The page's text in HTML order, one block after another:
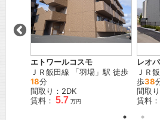
エトワールコスモ
ＪＲ飯田線 「羽場 」駅 徒歩
18分
間取り：2DK
賃料： 5.7 万円
レオ
ＪＲ
歩38
間取
賃料：